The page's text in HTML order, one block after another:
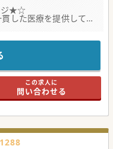
ジ★☆
した医療を提供してお
ずはご相談ください！
この求人に
問い合わせる